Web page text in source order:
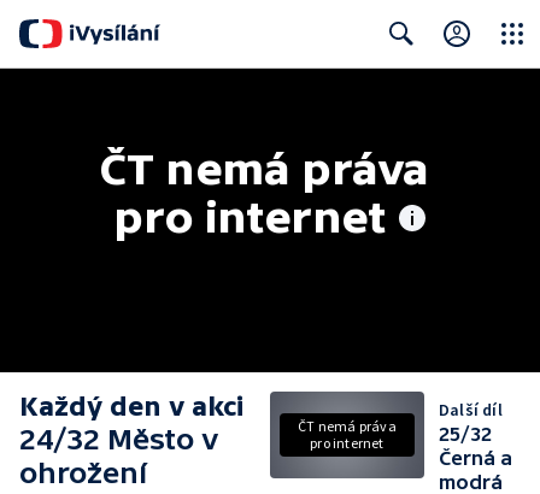
ČT nemá práva
pro internet
Každý den v akci
24/32 Město v
ohrožení
ČT nemá práva
pro internet
Další díl
25/32
Černá a
modrá